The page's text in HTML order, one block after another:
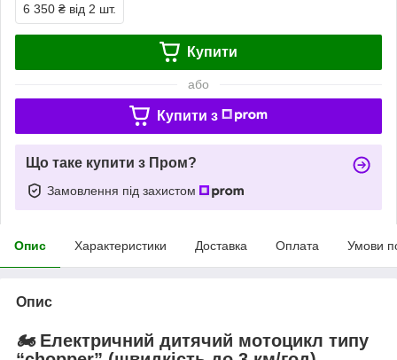
6 350 ₴ від 2 шт.
Купити
або
Купити з
Що таке купити з Пром?
Замовлення під захистом
Опис Характеристики Доставка Оплата Умови
Опис
🏍️ Електричний дитячий мотоцикл типу